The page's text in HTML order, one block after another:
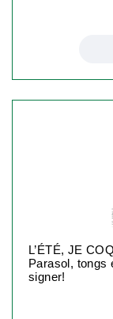
L’ÉTÉ, JE
Parasol, tongs
signer!